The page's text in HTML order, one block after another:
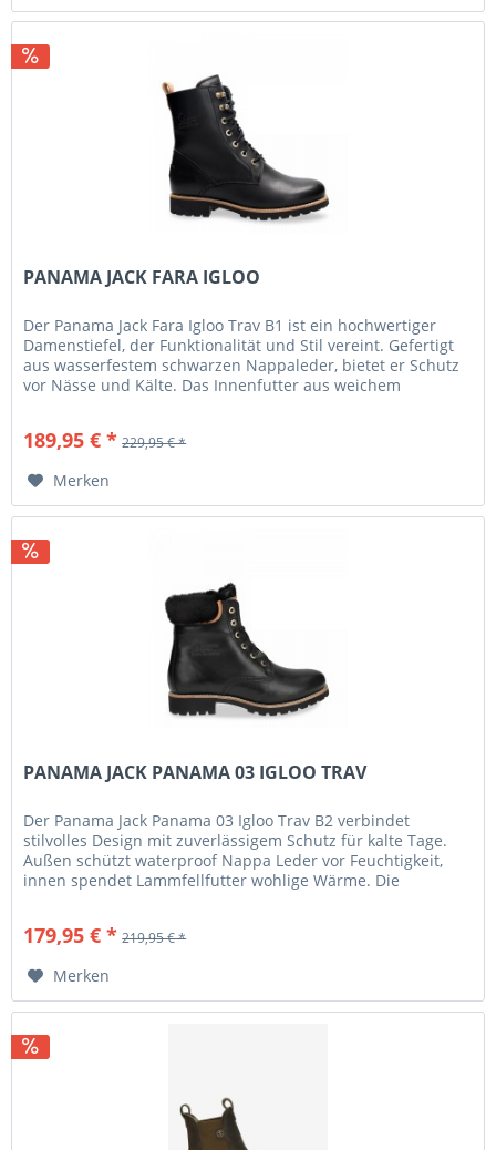
PANAMA JACK FARA IGLOO
Der Panama Jack Fara Igloo Trav B1 ist ein hochwertiger
Damenstiefel, der Funktionalität und Stil vereint. Gefertigt
aus wasserfestem schwarzen Nappaleder, bietet er Schutz
vor Nässe und Kälte. Das Innenfutter aus weichem
189,95 € * 229,95 € *
Merken
PANAMA JACK PANAMA 03 IGLOO TRAV
Der Panama Jack Panama 03 Igloo Trav B2 verbindet
stilvolles Design mit zuverlässigem Schutz für kalte Tage.
Außen schützt waterproof Nappa Leder vor Feuchtigkeit,
innen spendet Lammfellfutter wohlige Wärme. Die
179,95 € * 219,95 € *
Merken